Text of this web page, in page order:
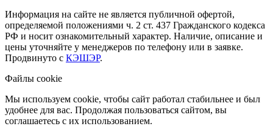
Информация на сайте не является публичной офертой,
определяемой положениями ч. 2 ст. 437 Гражданского кодекса
РФ и носит ознакомительный характер. Наличие, описание и
цены уточняйте у менеджеров по телефону или в заявке.
Продвинуто с КЭШЭР.
Файлы cookie
Мы используем cookie, чтобы сайт работал стабильнее и был
удобнее для вас. Продолжая пользоваться сайтом, вы
соглашаетесь с их использованием.